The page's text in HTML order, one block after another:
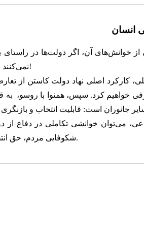
انسان
خوانش‌های آن، اگر دولت‌ها در
نمی‌کنند لااقل نباید مانع انجام کار انتخاب طبیعی شوند!
کارکرد اصلی نهاد دولت کاستن
خواهیم کرد. سپس، همنوا با روسو،
می‌توان خوانشی تکاملی در دفاع
شکوفایی مردم، حق انتخاب آزاد شهروندان را به رسمیت می‌شناسند.